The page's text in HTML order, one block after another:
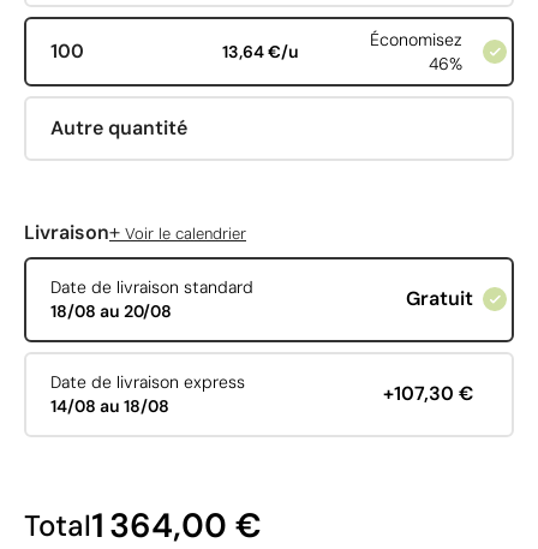
100 13,64 €/u
Économisez
46%
Autre quantité
Livraison+ Voir le calendrier
Date de livraison standard
18/08 au 20/08
Gratuit
Date de livraison express
14/08 au 18/08
+107,30 €
Total1 364,00 €